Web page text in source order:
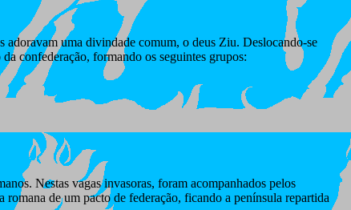
adoravam uma divindade comum, o deus Ziu. Deslocando-se
confederação, formando os seguintes grupos:
Nestas vagas invasoras, foram acompanhados pelos
de um pacto de federação, ficando a península repartida